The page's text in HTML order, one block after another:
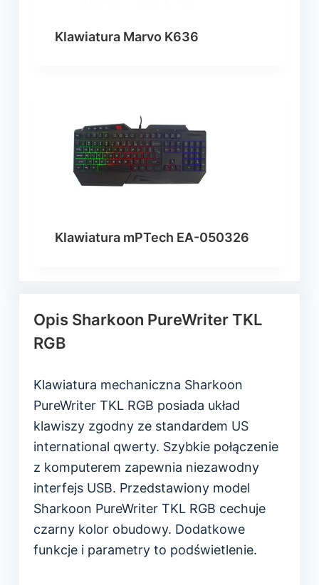
Klawiatura Marvo K636
Klawiatura mPTech EA-050326
Opis Sharkoon PureWriter TKL
RGB
Klawiatura mechaniczna Sharkoon
PureWriter TKL RGB posiada układ
klawiszy zgodny ze standardem US
international qwerty. Szybkie połączenie
z komputerem zapewnia niezawodny
interfejs USB. Przedstawiony model
Sharkoon PureWriter TKL RGB cechuje
czarny kolor obudowy. Dodatkowe
funkcje i parametry to podświetlenie.